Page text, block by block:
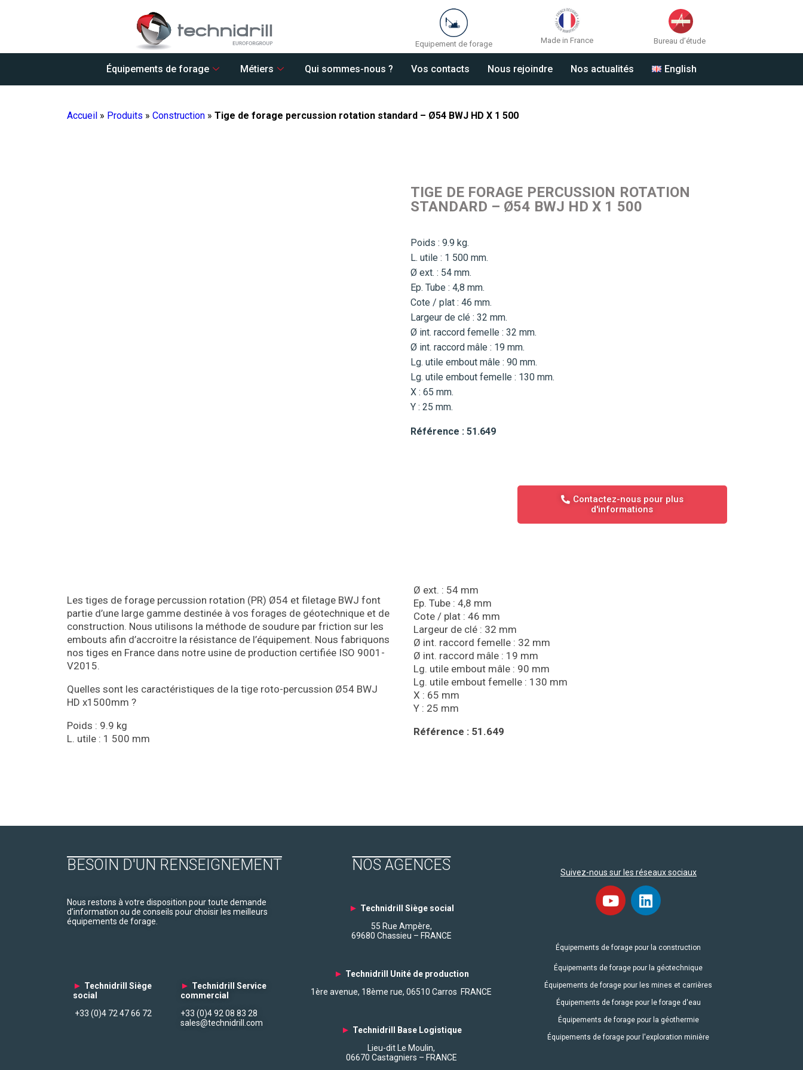
Equipement de forage Made in France Bureau d’étude
Équipements de forage Métiers Qui sommes-nous ? Vos contacts Nous rejoindre Nos actualités English
Accueil » Produits » Construction » Tige de forage percussion rotation standard – Ø54 BWJ HD X 1 500
TIGE DE FORAGE PERCUSSION ROTATION
STANDARD – Ø54 BWJ HD X 1 500
Poids : 9.9 kg.
L. utile : 1 500 mm.
Ø ext. : 54 mm.
Ep. Tube : 4,8 mm.
Cote / plat : 46 mm.
Largeur de clé : 32 mm.
Ø int. raccord femelle : 32 mm.
Ø int. raccord mâle : 19 mm.
Lg. utile embout mâle : 90 mm.
Lg. utile embout femelle : 130 mm.
X : 65 mm.
Y : 25 mm.
Référence : 51.649
Contactez-nous pour plus
d'informations
Les tiges de forage percussion rotation (PR) Ø54 et filetage BWJ font
partie d’une large gamme destinée à vos forages de géotechnique et de
construction. Nous utilisons la méthode de soudure par friction sur les
embouts afin d’accroitre la résistance de l’équipement. Nous fabriquons
nos tiges en France dans notre usine de production certifiée ISO 9001-
V2015.
Quelles sont les caractéristiques de la tige roto-percussion Ø54 BWJ
HD x1500mm ?
Poids : 9.9 kg
L. utile : 1 500 mm
Ø ext. : 54 mm
Ep. Tube : 4,8 mm
Cote / plat : 46 mm
Largeur de clé : 32 mm
Ø int. raccord femelle : 32 mm
Ø int. raccord mâle : 19 mm
Lg. utile embout mâle : 90 mm
Lg. utile embout femelle : 130 mm
X : 65 mm
Y : 25 mm
Référence : 51.649
BESOIN D'UN RENSEIGNEMENT
Nous restons à votre disposition pour toute demande
d’information ou de conseils pour choisir les meilleurs
équipements de forage.
► Technidrill Siège
social
+33 (0)4 72 47 66 72
► Technidrill Service
commercial
+33 (0)4 92 08 83 28
sales@technidrill.com
NOS AGENCES
► Technidrill Siège social
55 Rue Ampère,
69680 Chassieu – FRANCE
► Technidrill Unité de production
1ère avenue, 18ème rue, 06510 Carros FRANCE
► Technidrill Base Logistique
Lieu-dit Le Moulin,
06670 Castagniers – FRANCE
Suivez-nous sur les réseaux sociaux
Équipements de forage pour la construction
Équipements de forage pour la géotechnique
Équipements de forage pour les mines et carrières
Équipements de forage pour le forage d'eau
Équipements de forage pour la géothermie
Équipements de forage pour l'exploration minière